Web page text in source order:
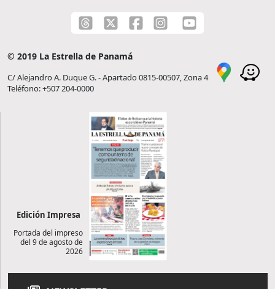
© 2019 La Estrella de Panamá
C/ Alejandro A. Duque G. - Apartado 0815-00507, Zona 4
Teléfono: +507 204-0000
Edición Impresa
Portada del impreso
del 9 de agosto de
2026